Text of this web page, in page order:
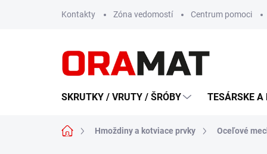
Kontakty Zóna vedomostí Centrum pomoci
SKRUTKY / VRUTY / ŠRÓBY TESÁRSKE A
DomovHmoždiny a kotviace prvky Oceľové